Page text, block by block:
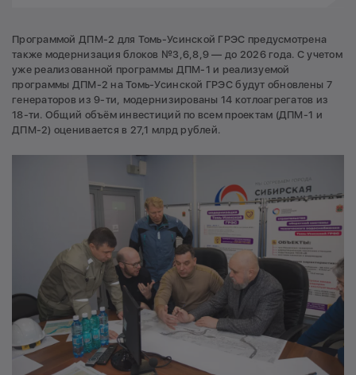
Программой ДПМ-2 для Томь-Усинской ГРЭС предусмотрена
также модернизация блоков №3,6,8,9 — до 2026 года. С учетом
уже реализованной программы ДПМ-1 и реализуемой
программы ДПМ-2 на Томь-Усинской ГРЭС будут обновлены 7
генераторов из 9-ти, модернизированы 14 котлоагрегатов из
18-ти. Общий объём инвестиций по всем проектам (ДПМ-1 и
ДПМ-2) оценивается в 27,1 млрд рублей.